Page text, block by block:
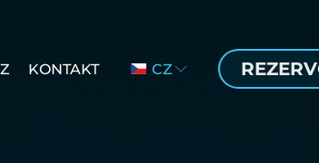
KONTAKT
CZ